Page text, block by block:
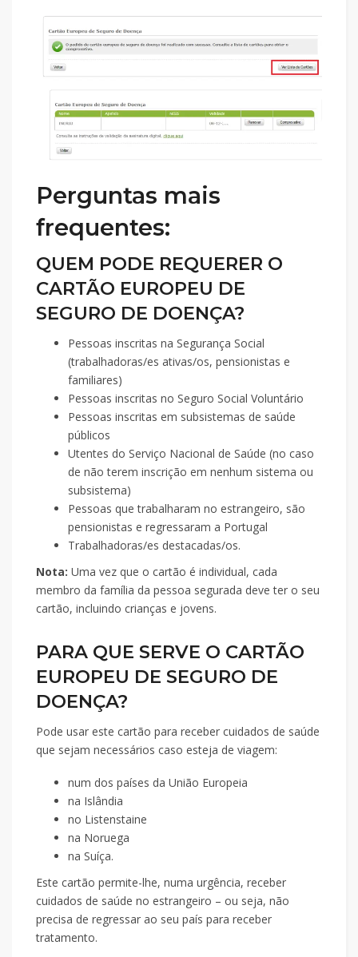
Perguntas mais
frequentes:
QUEM PODE REQUERER O
CARTÃO EUROPEU DE
SEGURO DE DOENÇA?
Pessoas inscritas na Segurança Social
(trabalhadoras/es ativas/os, pensionistas e
familiares)
Pessoas inscritas no Seguro Social Voluntário
Pessoas inscritas em subsistemas de saúde
públicos
Utentes do Serviço Nacional de Saúde (no caso
de não terem inscrição em nenhum sistema ou
subsistema)
Pessoas que trabalharam no estrangeiro, são
pensionistas e regressaram a Portugal
Trabalhadoras/es destacadas/os.
Nota: Uma vez que o cartão é individual, cada
membro da família da pessoa segurada deve ter o seu
cartão, incluindo crianças e jovens.
PARA QUE SERVE O CARTÃO
EUROPEU DE SEGURO DE
DOENÇA?
Pode usar este cartão para receber cuidados de saúde
que sejam necessários caso esteja de viagem:
num dos países da União Europeia
na Islândia
no Listenstaine
na Noruega
na Suíça.
Este cartão permite-lhe, numa urgência, receber
cuidados de saúde no estrangeiro – ou seja, não
precisa de regressar ao seu país para receber
tratamento.